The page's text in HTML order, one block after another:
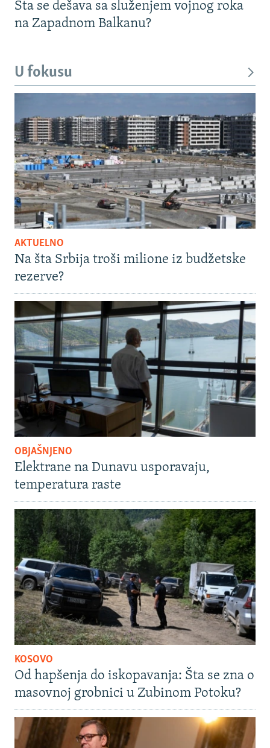
Šta se dešava sa služenjem vojnog roka
na Zapadnom Balkanu?
U fokusu
AKTUELNO
Na šta Srbija troši milione iz budžetske
rezerve?
OBJAŠNJENO
Elektrane na Dunavu usporavaju,
temperatura raste
KOSOVO
Od hapšenja do iskopavanja: Šta se zna o
masovnoj grobnici u Zubinom Potoku?